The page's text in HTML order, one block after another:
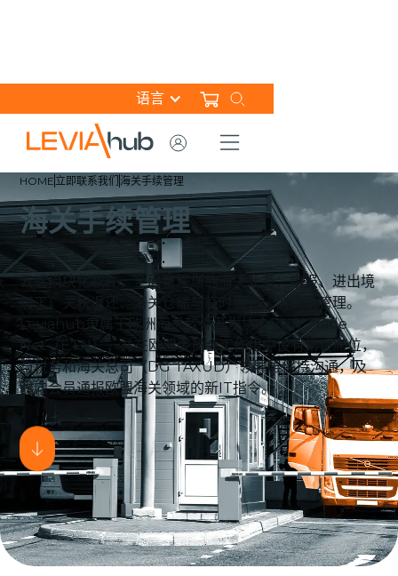
语言
HOME立即联系我们 海关手续管理
海关手续管理
云端模块化软件，全面管理您的海关业务：申报、进出境
加工、关税退还、海关仓储与临时保管、消费税管理。
Leviahub隶属于欧洲海关软件开发协会EUR Trade
Net（ETN），并在欧盟委员会工作组中设有常设席位，
与税务和海关总司（DG TAXUD）领导层保持沟通，及
时向会员通报欧盟海关领域的新IT指令。